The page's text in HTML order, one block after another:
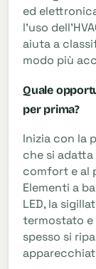
ed
l'uso
aiuta a
modo più
Quale
per prima?
Inizia con la
che si
comfort e al
Elementi a
LED, la
termostato e
spesso si